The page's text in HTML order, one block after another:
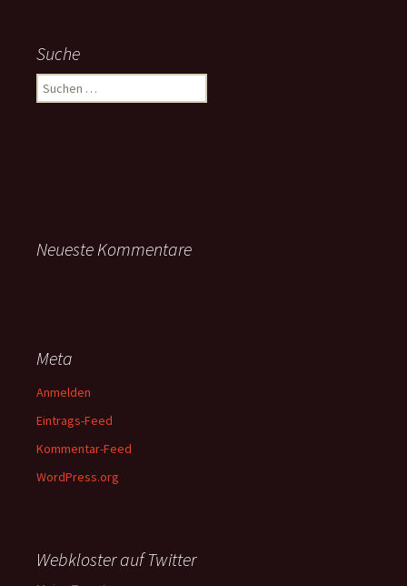
Suche
Suchen
nach:
Neueste Kommentare
Meta
Anmelden
Eintrags-Feed
Kommentar-Feed
WordPress.org
Webkloster auf Twitter